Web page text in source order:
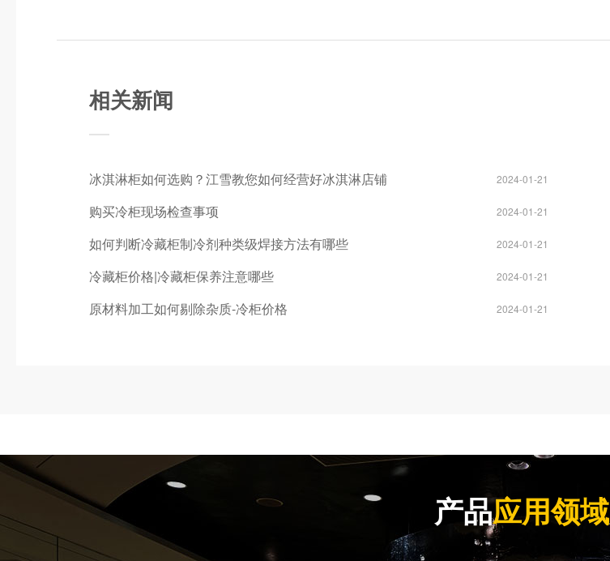
相关新闻
冰淇淋柜如何选购？江雪教您如何经营好冰淇淋店铺 2024-01-21
购买冷柜现场检查事项 2024-01-21
如何判断冷藏柜制冷剂种类级焊接方法有哪些 2024-01-21
冷藏柜价格|冷藏柜保养注意哪些 2024-01-21
原材料加工如何剔除杂质-冷柜价格 2024-01-21
产品应用领域